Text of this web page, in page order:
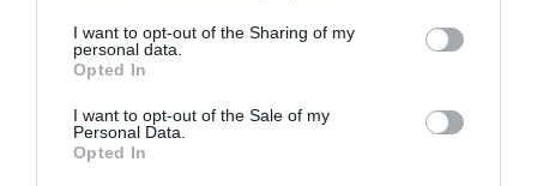
I want to opt-out of the Sharing of my
personal data.
Opted In
I want to opt-out of the Sale of my
Personal Data.
Opted In
Μετά το viral απόσπασμα, η Lisa Kudrow θέλησε
να διευκρινίσει τη θέση της μέσα από τα σχόλια
στο Instagram της εκπομπής. Όπως έγραψε, ο Ross
«αργότερα εξελίχθηκε σε καλό σύντροφο»,